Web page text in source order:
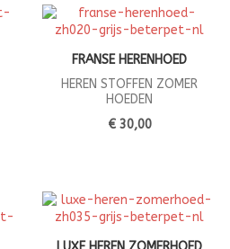
FRANSE HERENHOED
HEREN STOFFEN ZOMER
HOEDEN
€ 30,00